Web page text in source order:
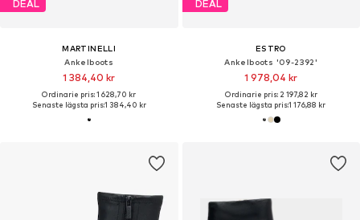
DEAL
MARTINELLI
Ankelboots
1 384,40 kr
Ordinarie pris: 1 628,70 kr
Senaste lägsta pris:1 384,40 kr
DEAL
ESTRO
Ankelboots '09-2392'
1 978,04 kr
Ordinarie pris: 2 197,82 kr
Senaste lägsta pris:1 176,88 kr